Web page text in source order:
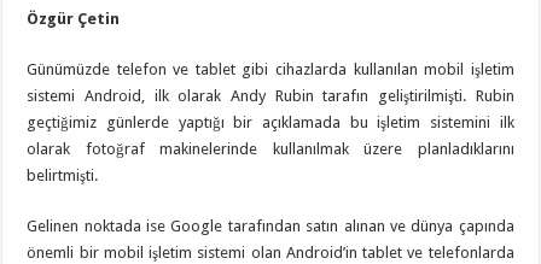
Özgür Çetin
Günümüzde telefon ve tablet gibi cihazlarda kullanılan mobil işletim
sistemi Android, ilk olarak Andy Rubin tarafın geliştirilmişti. Rubin
geçtiğimiz günlerde yaptığı bir açıklamada bu işletim sistemini ilk
olarak fotoğraf makinelerinde kullanılmak üzere planladıklarını
belirtmişti.
Gelinen noktada ise Google tarafından satın alınan ve dünya çapında
önemli bir mobil işletim sistemi olan Android’in tablet ve telefonlarda